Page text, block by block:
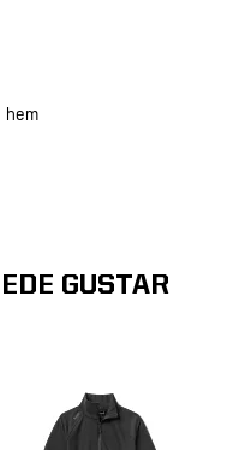
hem
GUSTAR